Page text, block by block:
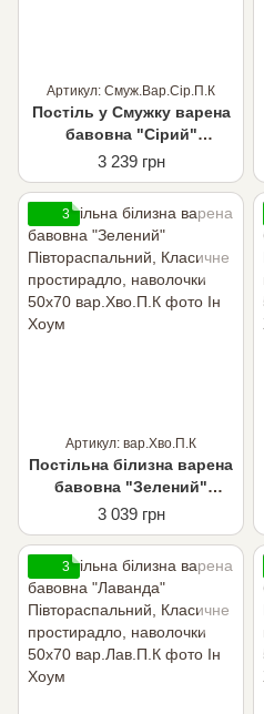
Артикул: Смуж.Вар.Сір.П.К
Постіль у Смужку варена
бавовна "Сірий"
Півтораспальний,
Класичне простирадло,
наволочки 50х70
3 239 грн
3
Артикул: вар.Хво.П.К
Постільна білизна варена
бавовна "Зелений"
Півтораспальний,
Класичне простирадло,
наволочки 50х70
3 039 грн
3